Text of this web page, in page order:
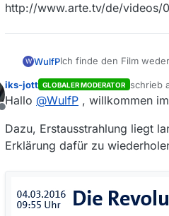
http://www.arte.tv/de/videos/
W WulfPIch finde den Film
In der Arte-Mediathek
A/die-revolution-der-
Offline
iks-jott GLOBALER MODERATOR schrieb
zuletzt
Hallo @WulfP , willkommen
Dazu, Erstausstrahlung liegt
Erklärung dafür zu